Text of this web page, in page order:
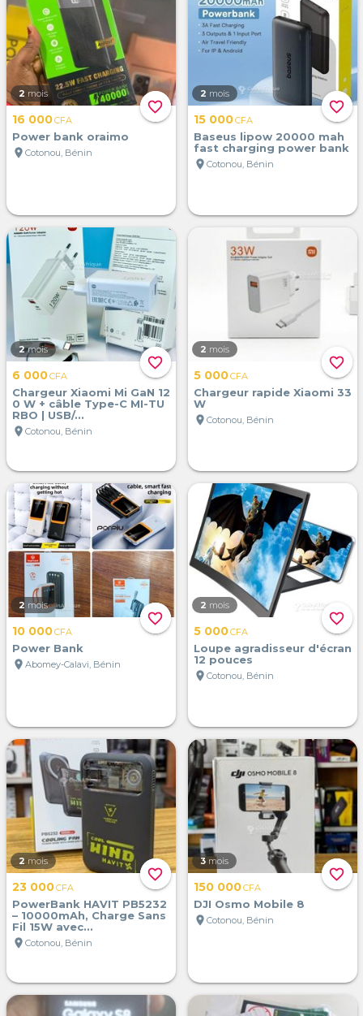
favorite_border
2 mois
16 000CFA
Power bank oraimo
location_on Cotonou, Bénin
favorite_border
2 mois
15 000CFA
Baseus lipow 20000 mah
fast charging power bank
location_on Cotonou, Bénin
favorite_border
2 mois
6 000CFA
Chargeur Xiaomi Mi GaN 12
0 W + câble Type-C MI-TU
RBO | USB/...
location_on Cotonou, Bénin
favorite_border
2 mois
5 000CFA
Chargeur rapide Xiaomi 33
W
location_on Cotonou, Bénin
favorite_border
2 mois
10 000CFA
Power Bank
location_on Abomey-Calavi, Bénin
favorite_border
2 mois
5 000CFA
Loupe agradisseur d'écran
12 pouces
location_on Cotonou, Bénin
favorite_border
2 mois
23 000CFA
PowerBank HAVIT PB5232
– 10000mAh, Charge Sans
Fil 15W avec...
location_on Cotonou, Bénin
favorite_border
3 mois
150 000CFA
DJI Osmo Mobile 8
location_on Cotonou, Bénin